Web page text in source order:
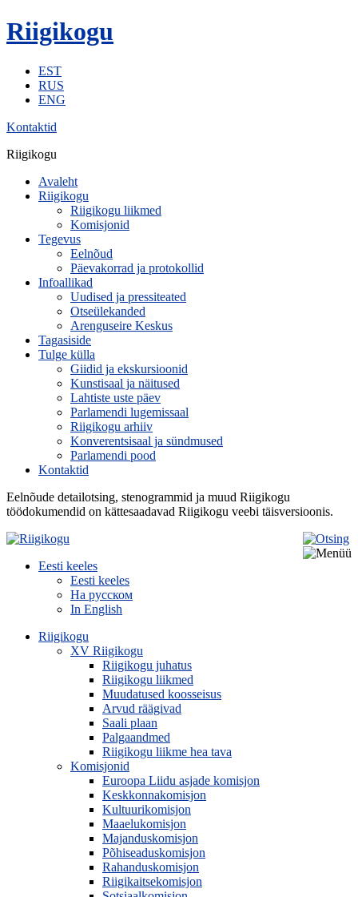
Riigikogu
EST
RUS
ENG
Kontaktid
Riigikogu
Avaleht
Riigikogu
Riigikogu liikmed
Komisjonid
Tegevus
Eelnõud
Päevakorrad ja protokollid
Infoallikad
Uudised ja pressiteated
Otseülekanded
Arenguseire Keskus
Tagasiside
Tulge külla
Giidid ja ekskursioonid
Kunstisaal ja näitused
Lahtiste uste päev
Parlamendi lugemissaal
Riigikogu arhiiv
Konverentsisaal ja sündmused
Parlamendi pood
Kontaktid
Eelnõude detailotsing, stenogrammid ja muud Riigikogu
töödokumendid on kättesaadavad Riigikogu veebi täisversioonis.
Eesti keeles
Eesti keeles
На русском
In English
Riigikogu
XV Riigikogu
Riigikogu juhatus
Riigikogu liikmed
Muudatused koosseisus
Arvud räägivad
Saali plaan
Palgaandmed
Riigikogu liikme hea tava
Komisjonid
Euroopa Liidu asjade komisjon
Keskkonnakomisjon
Kultuurikomisjon
Maaelukomisjon
Majanduskomisjon
Põhiseaduskomisjon
Rahanduskomisjon
Riigikaitsekomisjon